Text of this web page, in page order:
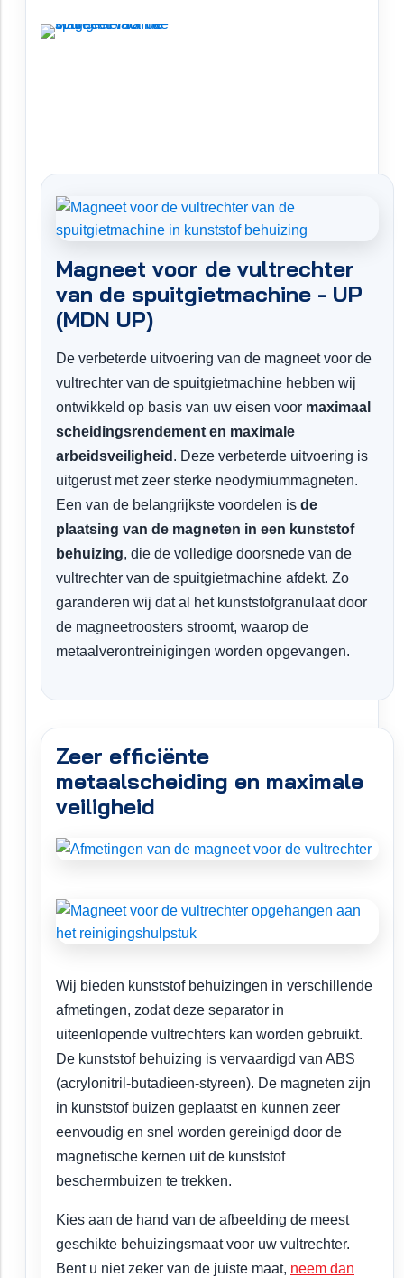
Magneet voor de vultrechter
van de spuitgietmachine - UP
(MDN UP)
De verbeterde uitvoering van de magneet voor de
vultrechter van de spuitgietmachine hebben wij
ontwikkeld op basis van uw eisen voor maximaal
scheidingsrendement en maximale
arbeidsveiligheid . Deze verbeterde uitvoering is
uitgerust met zeer sterke neodymiummagneten.
Een van de belangrijkste voordelen is de
plaatsing van de magneten in een kunststof
behuizing, die de volledige doorsnede van de
vultrechter van de spuitgietmachine afdekt. Zo
garanderen wij dat al het kunststofgranulaat door
de magneetroosters stroomt, waarop de
metaalverontreinigingen worden opgevangen.
Zeer efficiënte
metaalscheiding en maximale
veiligheid
Wij bieden kunststof behuizingen in verschillende
afmetingen, zodat deze separator in
uiteenlopende vultrechters kan worden gebruikt.
De kunststof behuizing is vervaardigd van ABS
(acrylonitril-butadieen-styreen). De magneten zijn
in kunststof buizen geplaatst en kunnen zeer
eenvoudig en snel worden gereinigd door de
magnetische kernen uit de kunststof
beschermbuizen te trekken.
Kies aan de hand van de afbeelding de meest
geschikte behuizingsmaat voor uw vultrechter.
Bent u niet zeker van de juiste maat, neem dan